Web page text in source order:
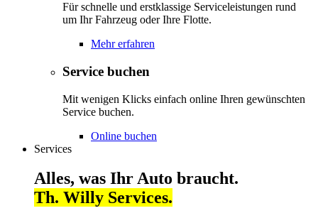
Für schnelle und erstklassige Serviceleistungen rund
um Ihr Fahrzeug oder Ihre Flotte.
Mehr erfahren
Service buchen
Mit wenigen Klicks einfach online Ihren gewünschten
Service buchen.
Online buchen
Services
Alles, was Ihr Auto braucht.
Th. Willy Services.